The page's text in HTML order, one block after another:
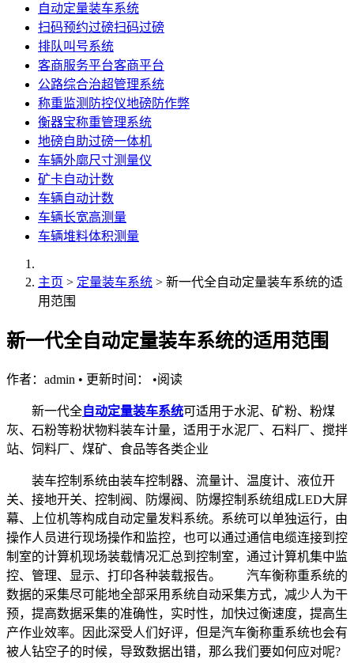
自动定量装车系统
扫码预约过磅扫码过磅
排队叫号系统
客商服务平台客商平台
公路综合治超管理系统
称重监测防控仪地磅防作弊
衡器宝称重管理系统
地磅自助过磅一体机
车辆外廓尺寸测量仪
矿卡自动计数
车辆自动计数
车辆长宽高测量
车辆堆料体积测量
主页 > 定量装车系统 > 新一代全自动定量装车系统的适
用范围
新一代全自动定量装车系统的适用范围
作者：admin • 更新时间： •阅读
新一代全自动定量装车系统可适用于水泥、矿粉、粉煤
灰、石粉等粉状物料装车计量，适用于水泥厂、石料厂、搅拌
站、饲料厂、煤矿、食品等各类企业
装车控制系统由装车控制器、流量计、温度计、液位开
关、接地开关、控制阀、防爆阀、防爆控制系统组成LED大屏
幕、上位机等构成自动定量发料系统。系统可以单独运行，由
操作人员进行现场操作和监控，也可以通过通信电缆连接到控
制室的计算机现场装载情况汇总到控制室，通过计算机集中监
控、管理、显示、打印各种装载报告。 汽车衡称重系统的
数据的采集尽可能地全部采用系统自动采集方式，减少人为干
预，提高数据采集的准确性，实时性，加快过衡速度，提高生
产作业效率。因此深受人们好评，但是汽车衡称重系统也会有
被人钻空子的时候，导致数据出错，那么我们要如何应对呢?